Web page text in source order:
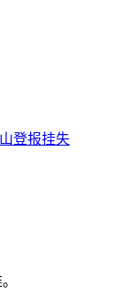
登报挂失